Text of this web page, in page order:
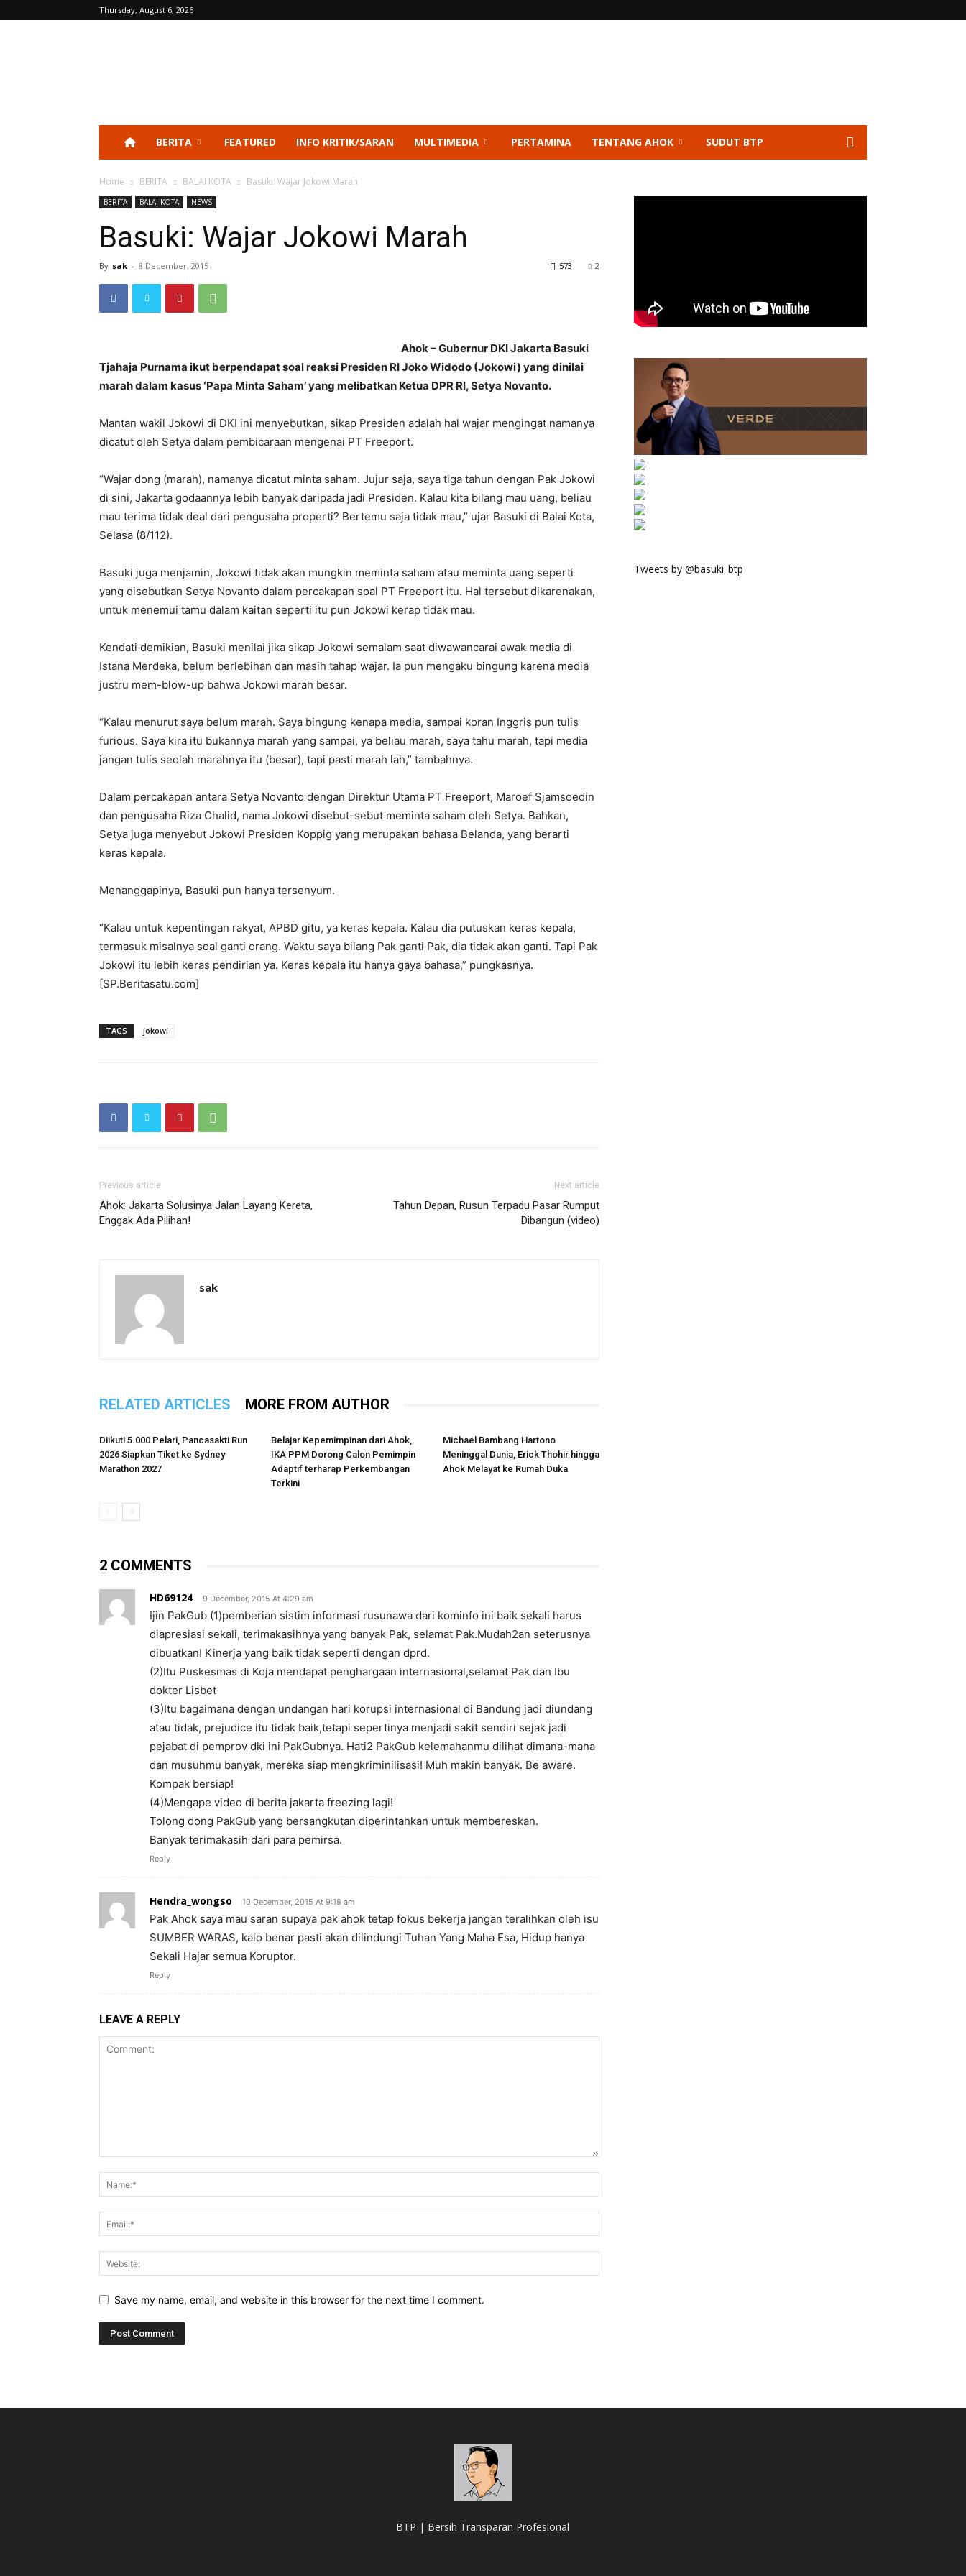
Thursday, August 6, 2026
BERITA FEATURED INFO KRITIK/SARAN MULTIMEDIA PERTAMINA TENTANG AHOK SUDUT BTP
Home BERITA BALAI KOTA Basuki: Wajar Jokowi Marah
BERITA BALAI KOTA NEWS
Basuki: Wajar Jokowi Marah
By sak - 8 December, 2015 2
573
Ahok – Gubernur DKI Jakarta Basuki
Tjahaja Purnama ikut berpendapat soal reaksi Presiden RI Joko Widodo (Jokowi) yang dinilai
marah dalam kasus ‘Papa Minta Saham’ yang melibatkan Ketua DPR RI, Setya Novanto.
Mantan wakil Jokowi di DKI ini menyebutkan, sikap Presiden adalah hal wajar mengingat namanya
dicatut oleh Setya dalam pembicaraan mengenai PT Freeport.
“Wajar dong (marah), namanya dicatut minta saham. Jujur saja, saya tiga tahun dengan Pak Jokowi
di sini, Jakarta godaannya lebih banyak daripada jadi Presiden. Kalau kita bilang mau uang, beliau
mau terima tidak deal dari pengusaha properti? Bertemu saja tidak mau,” ujar Basuki di Balai Kota,
Selasa (8/112).
Basuki juga menjamin, Jokowi tidak akan mungkin meminta saham atau meminta uang seperti
yang disebutkan Setya Novanto dalam percakapan soal PT Freeport itu. Hal tersebut dikarenakan,
untuk menemui tamu dalam kaitan seperti itu pun Jokowi kerap tidak mau.
Kendati demikian, Basuki menilai jika sikap Jokowi semalam saat diwawancarai awak media di
Istana Merdeka, belum berlebihan dan masih tahap wajar. Ia pun mengaku bingung karena media
justru mem-blow-up bahwa Jokowi marah besar.
“Kalau menurut saya belum marah. Saya bingung kenapa media, sampai koran Inggris pun tulis
furious. Saya kira itu bukannya marah yang sampai, ya beliau marah, saya tahu marah, tapi media
jangan tulis seolah marahnya itu (besar), tapi pasti marah lah,” tambahnya.
Dalam percakapan antara Setya Novanto dengan Direktur Utama PT Freeport, Maroef Sjamsoedin
dan pengusaha Riza Chalid, nama Jokowi disebut-sebut meminta saham oleh Setya. Bahkan,
Setya juga menyebut Jokowi Presiden Koppig yang merupakan bahasa Belanda, yang berarti
keras kepala.
Menanggapinya, Basuki pun hanya tersenyum.
“Kalau untuk kepentingan rakyat, APBD gitu, ya keras kepala. Kalau dia putuskan keras kepala,
termasuk misalnya soal ganti orang. Waktu saya bilang Pak ganti Pak, dia tidak akan ganti. Tapi Pak
Jokowi itu lebih keras pendirian ya. Keras kepala itu hanya gaya bahasa,” pungkasnya.
[SP.Beritasatu.com]
TAGS jokowi
Previous article
Ahok: Jakarta Solusinya Jalan Layang Kereta,
Enggak Ada Pilihan!
Next article
Tahun Depan, Rusun Terpadu Pasar Rumput
Dibangun (video)
sak
RELATED ARTICLES MORE FROM AUTHOR
Diikuti 5.000 Pelari, Pancasakti Run
2026 Siapkan Tiket ke Sydney
Marathon 2027
Belajar Kepemimpinan dari Ahok,
IKA PPM Dorong Calon Pemimpin
Adaptif terharap Perkembangan
Terkini
Michael Bambang Hartono
Meninggal Dunia, Erick Thohir hingga
Ahok Melayat ke Rumah Duka
2 COMMENTS
HD69124 9 December, 2015 At 4:29 am
Ijin PakGub (1)pemberian sistim informasi rusunawa dari kominfo ini baik sekali harus
diapresiasi sekali, terimakasihnya yang banyak Pak, selamat Pak.Mudah2an seterusnya
dibuatkan! Kinerja yang baik tidak seperti dengan dprd.
(2)Itu Puskesmas di Koja mendapat penghargaan internasional,selamat Pak dan Ibu
dokter Lisbet
(3)Itu bagaimana dengan undangan hari korupsi internasional di Bandung jadi diundang
atau tidak, prejudice itu tidak baik,tetapi sepertinya menjadi sakit sendiri sejak jadi
pejabat di pemprov dki ini PakGubnya. Hati2 PakGub kelemahanmu dilihat dimana-mana
dan musuhmu banyak, mereka siap mengkriminilisasi! Muh makin banyak. Be aware.
Kompak bersiap!
(4)Mengape video di berita jakarta freezing lagi!
Tolong dong PakGub yang bersangkutan diperintahkan untuk membereskan.
Banyak terimakasih dari para pemirsa.
Reply
Hendra_wongso 10 December, 2015 At 9:18 am
Pak Ahok saya mau saran supaya pak ahok tetap fokus bekerja jangan teralihkan oleh isu
SUMBER WARAS, kalo benar pasti akan dilindungi Tuhan Yang Maha Esa, Hidup hanya
Sekali Hajar semua Koruptor.
Reply
LEAVE A REPLY
Save my name, email, and website in this browser for the next time I comment.
Tweets by @basuki_btp
BTP | Bersih Transparan Profesional